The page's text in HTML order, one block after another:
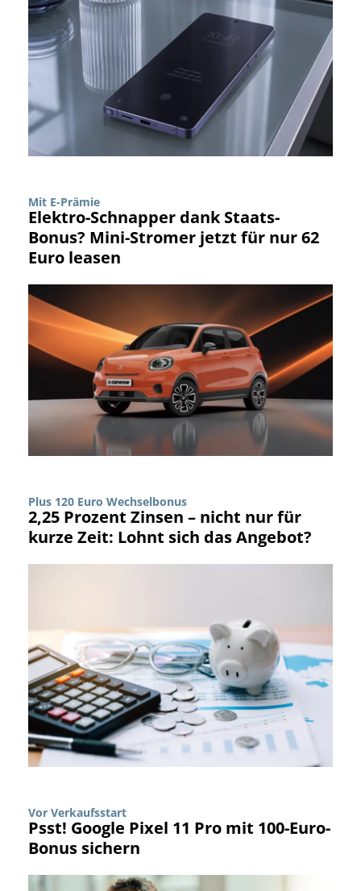
Mit E-Prämie
Elektro-Schnapper dank Staats-
Bonus? Mini-Stromer jetzt für nur 62
Euro leasen
Plus 120 Euro Wechselbonus
2,25 Prozent Zinsen – nicht nur für
kurze Zeit: Lohnt sich das Angebot?
Vor Verkaufsstart
Psst! Google Pixel 11 Pro mit 100-Euro-
Bonus sichern